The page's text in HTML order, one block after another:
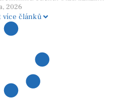
2026
více článků